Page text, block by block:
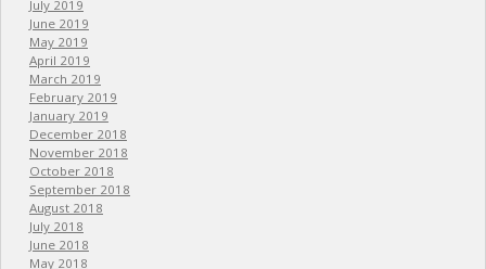
July 2019
June 2019
May 2019
April 2019
March 2019
February 2019
January 2019
December 2018
November 2018
October 2018
September 2018
August 2018
July 2018
June 2018
May 2018